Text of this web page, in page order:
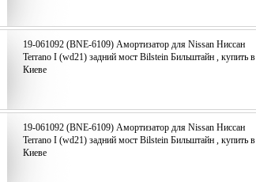
19-061092 (BNE-6109) Амортизатор для Nissan Ниссан
Terrano I (wd21) задний мост Bilstein Бильштайн , купить в
Киеве
19-061092 (BNE-6109) Амортизатор для Nissan Ниссан
Terrano I (wd21) задний мост Bilstein Бильштайн , купить в
Киеве